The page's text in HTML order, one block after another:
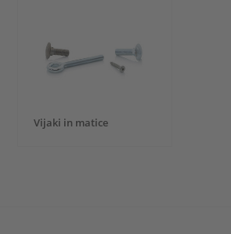
Vijaki in matice